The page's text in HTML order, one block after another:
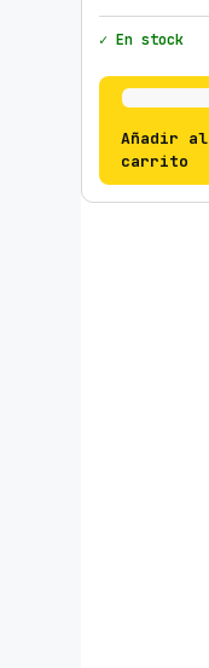
✓ En stock
Añadir al
carrito